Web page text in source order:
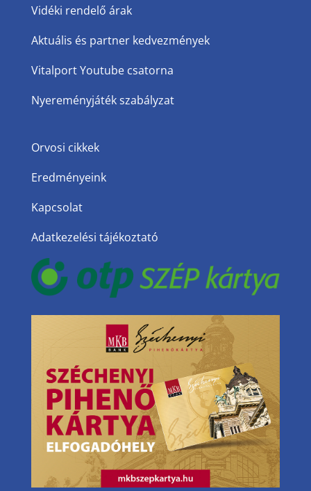
Vidéki rendelő árak
Aktuális és partner kedvezmények
Vitalport Youtube csatorna
Nyereményjáték szabályzat
Orvosi cikkek
Eredményeink
Kapcsolat
Adatkezelési tájékoztató